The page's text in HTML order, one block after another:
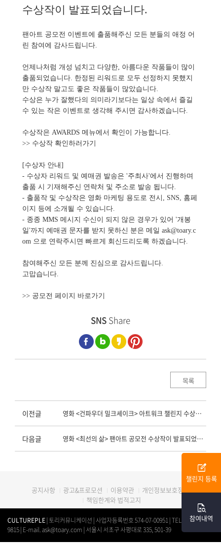
edit_square
챌린지 등록
quick_reference_all
참여내역
수상작이 발표되었습니다.
팬아트 공모전 이벤트에 출품해주신 모든 분들의 애정 어
린 참여에 감사드립니다.
언제나처럼 개성 넘치고 다양한, 아름다운 작품들이 많이
출품되었습니다. 한정된 리워드로 모두 선정하지 못했지
만 수상작 말고도 좋은 작품들이 많았습니다.
수상은 누가 잘했다의 의미라기보다는 일상 속에서 즐길
수 있는 작은 이벤트로 생각해 주시면 감사하겠습니다.
수상작은 AWARDS 메뉴에서 확인이 가능합니다.
>> 수상작 확인하러가기
[수상자 안내]
- 수상자 리워드 및 예매권 발송은 '주최사'에서 진행하며
출품 시 기재해주신 연락처 및 주소로 발송 됩니다.
- 출품작 및 수상작은 영화 마케팅 용도로 전시, SNS, 홈페
이지 등에 소개될 수 있습니다.
- 종종 MMS 메시지 수신이 되지 않은 경우가 있어 '개봉
일'까지 예매권 문자를 받지 못하신 분은 메일 ask@toary.c
om 으로 연락주시면 빠르게 회신드리도록 하겠습니다.
참여해주신 모든 분께 진심으로 감사드립니다.
고맙습니다.
>> 공모전 페이지 바로가기
SNS Share
목록
이전글 영화 <건파우더 밀크셰이크> 아트워크 챌린지 수상작이 발표되었습니다.
다음글 영화 <최선의 삶> 팬아트 공모전 수상작이 발표되었습니다.
공지사항 광고&프로모션 이용약관
개인정보보호정책
책임한계와 법적고지
CULTUREPLE| 토리커뮤니케이션 | 사업자등록번호 574-07-00951 | TEL. 0507-1312-
9815 | E-mail. ask@toary.com | 서울시 서초구 사평대로 335, 501-39